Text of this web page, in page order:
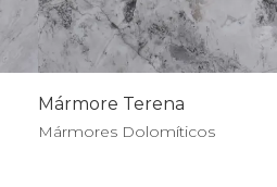
Mármore Terena
Mármores Dolomíticos